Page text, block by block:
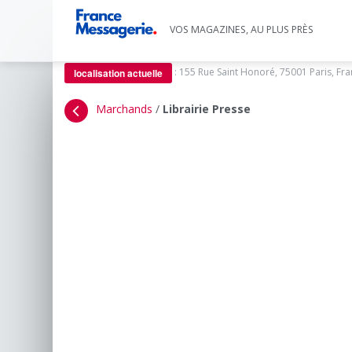
VOS MAGAZINES, AU PLUS PRÈS
localisation actuelle : 155 Rue Saint Honoré, 75001 Paris,
Marchands / Librairie Presse